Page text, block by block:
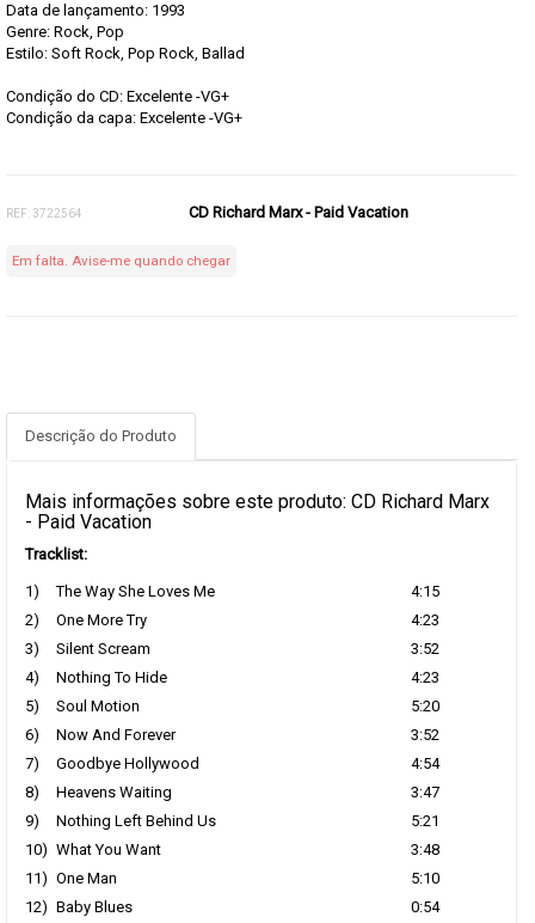
Data de lançamento: 1993
Genre: Rock, Pop
Estilo: Soft Rock, Pop Rock, Ballad
Condição do CD: Excelente -VG+
Condição da capa: Excelente -VG+
REF: 3722564 CD Richard Marx - Paid Vacation
Em falta. Avise-me quando chegar
Descrição do Produto
Mais informações sobre este produto: CD Richard Marx
- Paid Vacation
Tracklist:
1) The Way She Loves Me
4:15
2)
One More Try
4:23
3)
Silent Scream
3:52
4)
Nothing To Hide
4:23
5)
Soul Motion
5:20
6)
Now And Forever
3:52
7)
Goodbye Hollywood
4:54
8)
Heavens Waiting
3:47
9)
Nothing Left Behind Us
5:21
10) What You Want
3:48
11) One Man
5:10
12) Baby Blues 0:54